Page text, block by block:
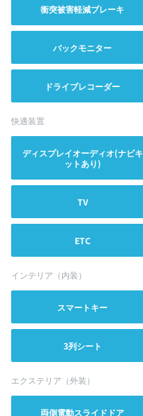
衝突被害軽減ブレーキ
バックモニター
ドライブレコーダー
快適装置
ディスプレイオーディオ(ナビキ
ットあり)
TV
ETC
インテリア（内装）
スマートキー
3列シート
エクステリア（外装）
両側電動スライドドア